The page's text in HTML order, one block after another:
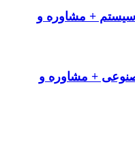
+ مشاوره و
+ مشاوره و